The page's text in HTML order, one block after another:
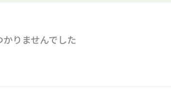
りませんでした